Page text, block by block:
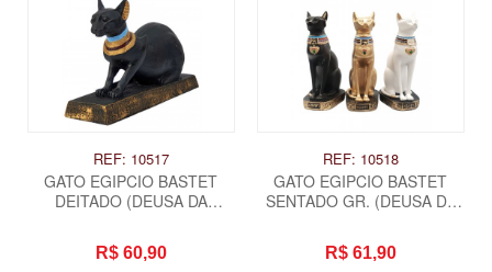
REF: 10517
GATO EGIPCIO BASTET
DEITADO (DEUSA DA
R$ 60,90
REF: 10518
GATO EGIPCIO BASTET
SENTADO GR. (DEUSA DA
R$ 61,90